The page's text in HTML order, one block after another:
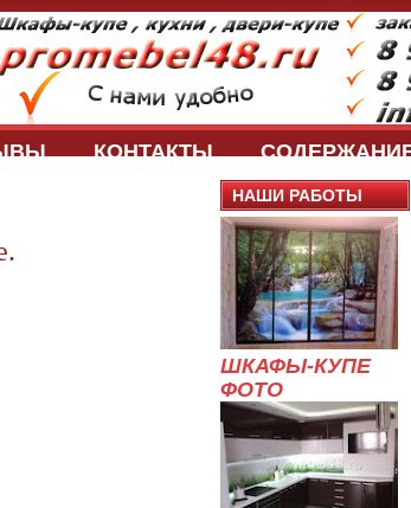
КОНТАКТЫ
НАШИ РАБОТЫ
ШКАФЫ-КУПЕ
ФОТО